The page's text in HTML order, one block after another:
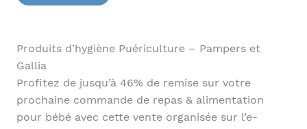
Produits d’hygiène Puériculture – Pampers et
Gallia
Profitez de jusqu’à 46% de remise sur votre
prochaine commande de repas & alimentation
pour bébé avec cette vente organisée sur l’e-